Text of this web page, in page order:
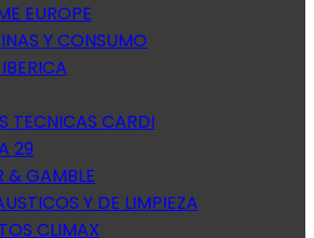
EUROPE
Y CONSUMO
TECNICAS CARDI
29
& GAMBLE
Y DE LIMPIEZA
CLIMAX